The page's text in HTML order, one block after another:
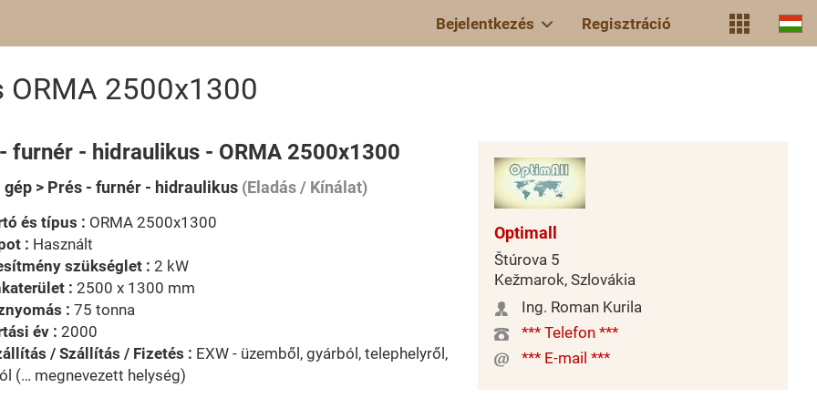
Bejelentkezés Regisztráció
ORMA 2500x1300
furnér - hidraulikus - ORMA 2500x1300
gép > Prés - furnér - hidraulikus (Eladás / Kínálat)
és típus : ORMA 2500x1300
: Használt
szükséglet : 2 kW
: 2500 x 1300 mm
: 75 tonna
év : 2000
/ Szállítás / Fizetés : EXW - üzemből, gyárból, telephelyről,
(… megnevezett helység)
Optimall
Štúrova 5
Kežmarok, Szlovákia
Ing. Roman Kurila
*** Telefon ***
*** E-mail ***